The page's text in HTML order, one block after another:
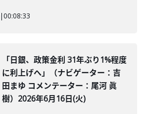
|00:08:33
「日銀、政策金利 31年ぶり1%程度
に利上げへ」（ナビゲーター：吉
田まゆ コメンテーター：尾河 眞
樹）2026年6月16日(火)